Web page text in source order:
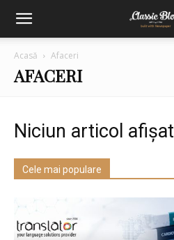
Acasă Afaceri
AFACERI
Niciun articol afișat
Cele mai populare